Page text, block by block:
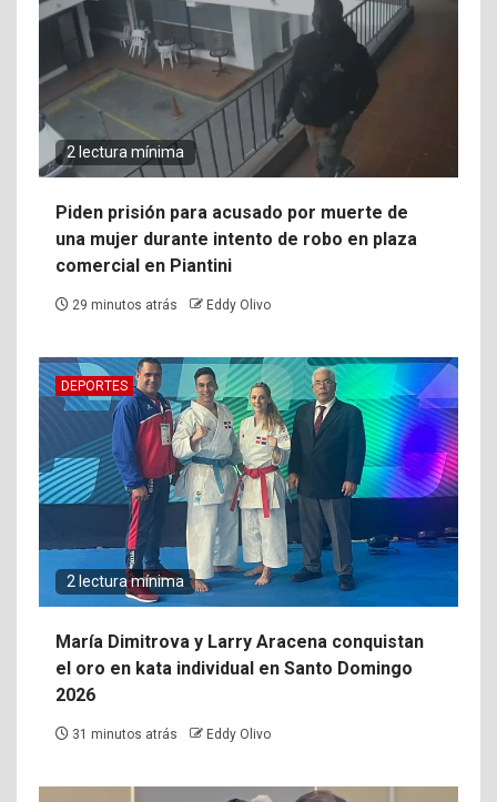
2 lectura mínima
Piden prisión para acusado por muerte de
una mujer durante intento de robo en plaza
comercial en Piantini
29 minutos atrás Eddy Olivo
DEPORTES
2 lectura mínima
María Dimitrova y Larry Aracena conquistan
el oro en kata individual en Santo Domingo
2026
31 minutos atrás Eddy Olivo